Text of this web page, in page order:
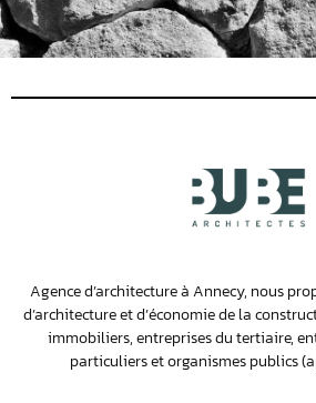
Agence d’architecture à Annecy, nous
d’architecture et d’économie de la
immobiliers, entreprises du tertiaire,
particuliers et organismes publics